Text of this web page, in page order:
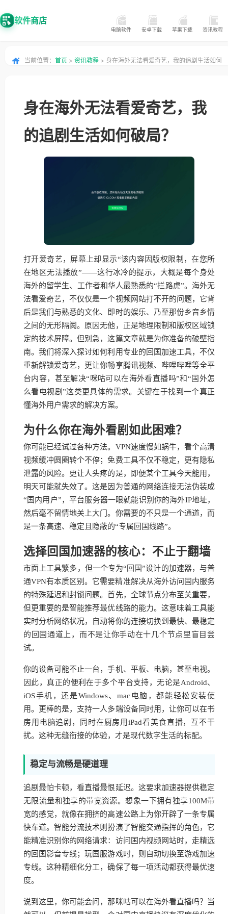
软件商店
电脑软件 安卓下载 苹果下载 资讯教程
当前位置： 首页 > 资讯教程 > 身在海外无法看爱奇艺，我的追剧生活如何
身在海外无法看爱奇艺，我
的追剧生活如何破局？
打开爱奇艺，屏幕上却显示“该内容因版权限制，在您所
在地区无法播放”——这行冰冷的提示，大概是每个身处
海外的留学生、工作者和华人最熟悉的“拦路虎”。海外无
法看爱奇艺，不仅仅是一个视频网站打不开的问题，它背
后是我们与熟悉的文化、即时的娱乐、乃至那份乡音乡情
之间的无形隔阂。原因无他，正是地理限制和版权区域锁
定的技术屏障。但别急，这篇文章就是为你准备的破壁指
南。我们将深入探讨如何利用专业的回国加速工具，不仅
重新解锁爱奇艺，更让你畅享腾讯视频、哔哩哔哩等全平
台内容，甚至解决“咪咕可以在海外看直播吗”和“国外怎
么看电视剧”这类更具体的需求。关键在于找到一个真正
懂海外用户需求的解决方案。
为什么你在海外看剧如此困难？
你可能已经试过各种方法。VPN速度慢如蜗牛，看个高清
视频缓冲圆圈转个不停；免费工具不仅不稳定，更有隐私
泄露的风险。更让人头疼的是，即便某个工具今天能用，
明天可能就失效了。这是因为普通的网络连接无法伪装成
“国内用户”，平台服务器一眼就能识别你的海外IP地址，
然后毫不留情地关上大门。你需要的不只是一个通道，而
是一条高速、稳定且隐蔽的“专属回国线路”。
选择回国加速器的核心：不止于翻墙
市面上工具繁多，但一个专为“回国”设计的加速器，与普
通VPN有本质区别。它需要精准解决从海外访问国内服务
的特殊延迟和封锁问题。首先，全球节点分布至关重要，
但更重要的是智能推荐最优线路的能力。这意味着工具能
实时分析网络状况，自动将你的连接切换到最快、最稳定
的回国通道上，而不是让你手动在十几个节点里盲目尝
试。
你的设备可能不止一台，手机、平板、电脑，甚至电视。
因此，真正的便利在于多个平台支持，无论是Android、
iOS手机，还是Windows、mac电脑，都能轻松安装使
用。更棒的是，支持一人多端设备同时用，让你可以在书
房用电脑追剧，同时在厨房用iPad看美食直播，互不干
扰。这种无缝衔接的体验，才是现代数字生活的标配。
稳定与流畅是硬道理
追剧最怕卡顿，看直播最恨延迟。这要求加速器提供稳定
无限流量和独享的带宽资源。想象一下拥有独享100M带
宽的感觉，就像在拥挤的高速公路上为你开辟了一条专属
快车道。智能分流技术则扮演了智能交通指挥的角色，它
能精准识别你的网络请求：访问国内视频网站时，走精选
的回国影音专线；玩国服游戏时，则自动切换至游戏加速
专线。这种精细化分工，确保了每一项活动都获得最优速
度。
说到这里，你可能会问，那咪咕可以在海外看直播吗？当